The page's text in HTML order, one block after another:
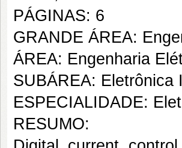
PÁGINAS: 6
GRANDE ÁREA:
ÁREA: Engenharia
SUBÁREA: Eletrônica
ESPECIALIDADE:
RESUMO: